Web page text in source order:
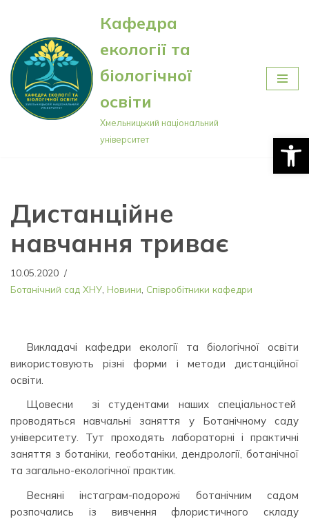
Перейти
до
вмісту
Кафедра
екології та
біологічної
освіти
Хмельницький національний
університет
Дистанційне
навчання триває
10.05.2020
Ботанічний сад ХНУ Новини Співробітники кафедри
Викладачі кафедри екології та біологічної освіти
використовують різні форми і методи дистанційної
освіти.
Щовесни зі студентами наших спеціальностей
проводяться навчальні заняття у Ботанічному саду
університету. Тут проходять лабораторні і практичні
заняття з ботаніки, геоботаніки, дендрології, ботанічної
та загально-екологічної практик.
Весняні інстаграм-подорожі ботанічним садом
розпочались із вивчення флористичного складу